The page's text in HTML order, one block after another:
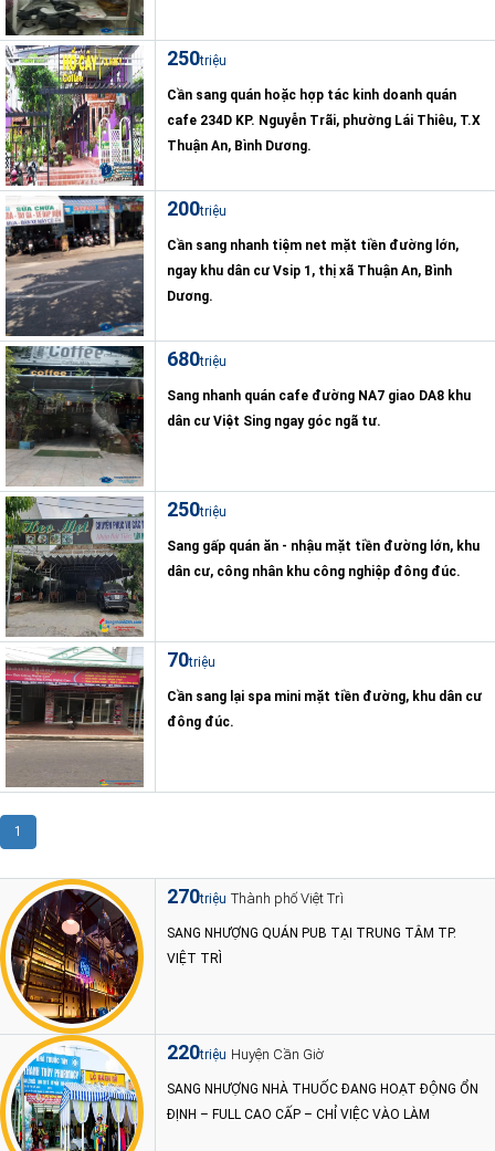
250triệu
Cần sang quán hoặc hợp tác kinh doanh quán
cafe 234D KP. Nguyễn Trãi, phường Lái Thiêu, T.X
Thuận An, Bình Dương.
200triệu
Cần sang nhanh tiệm net mặt tiền đường lớn,
ngay khu dân cư Vsip 1, thị xã Thuận An, Bình
Dương.
680triệu
Sang nhanh quán cafe đường NA7 giao DA8 khu
dân cư Việt Sing ngay góc ngã tư.
250triệu
Sang gấp quán ăn - nhậu mặt tiền đường lớn, khu
dân cư, công nhân khu công nghiệp đông đúc.
70triệu
Cần sang lại spa mini mặt tiền đường, khu dân cư
đông đúc.
1
270triệu Thành phố Việt Trì
SANG NHƯỢNG QUÁN PUB TẠI TRUNG TÂM TP.
VIỆT TRÌ
220triệu Huyện Cần Giờ
SANG NHƯỢNG NHÀ THUỐC ĐANG HOẠT ĐỘNG ỔN
ĐỊNH – FULL CAO CẤP – CHỈ VIỆC VÀO LÀM